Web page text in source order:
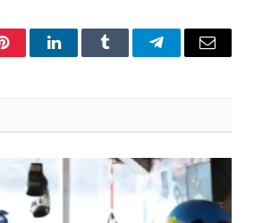
PinterestLinkedInTumblr TelegramEmail